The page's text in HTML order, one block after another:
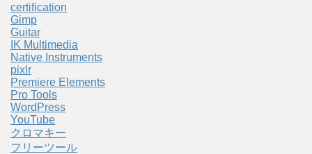
certification
Gimp
Guitar
IK Multimedia
Native Instruments
pixlr
Premiere Elements
Pro Tools
WordPress
YouTube
クロマキー
フリーツール